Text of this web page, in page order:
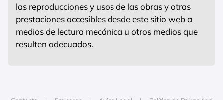
las reproducciones y usos de las obras y otras
prestaciones accesibles desde este sitio web a
medios de lectura mecánica u otros medios que
resulten adecuados.